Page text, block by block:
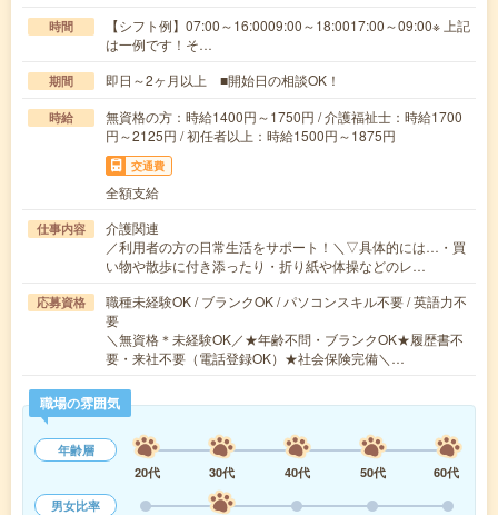
時間
【シフト例】07:00～16:0009:00～18:0017:00～09:00※ 上記
は一例です！そ…
期間 即日～2ヶ月以上 ■開始日の相談OK！
時給
無資格の方：時給1400円～1750円 / 介護福祉士：時給1700
円～2125円 / 初任者以上：時給1500円～1875円
交通費
全額支給
仕事内容
介護関連
／利用者の方の日常生活をサポート！＼▽具体的には…・買
い物や散歩に付き添ったり・折り紙や体操などのレ…
応募資格
職種未経験OK / ブランクOK / パソコンスキル不要 / 英語力不
要
＼無資格＊未経験OK／★年齢不問・ブランクOK★履歴書不
要・来社不要（電話登録OK）★社会保険完備＼…
職場の雰囲気
年齢層
20代
30代 40代 50代
60代
男女比率